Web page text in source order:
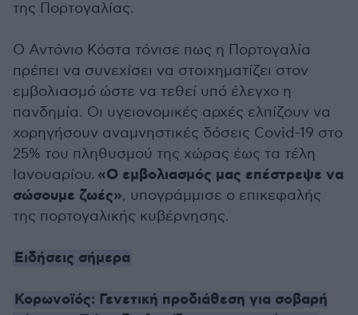
της Πορτογαλίας.
Ο Αντόνιο Κόστα τόνισε πως η Πορτογαλία
πρέπει να συνεχίσει να στοιχηματίζει στον
εμβολιασμό ώστε να τεθεί υπό έλεγχο η
πανδημία. Οι υγειονομικές αρχές ελπίζουν να
χορηγήσουν αναμνηστικές δόσεις Covid-19 στο
25% του πληθυσμού της χώρας έως τα τέλη
Ιανουαρίου. «Ο εμβολιασμός μας επέστρεψε να
σώσουμε ζωές», υπογράμμισε ο επικεφαλής
της πορτογαλικής κυβέρνησης.
Ειδήσεις σήμερα
Κορωνοϊός: Γενετική προδιάθεση για σοβαρή